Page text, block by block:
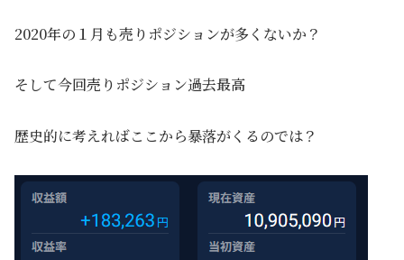
2020年の１月も売りポジションが多くないか？
そして今回売りポジション過去最高
歴史的に考えればここから暴落がくるのでは？